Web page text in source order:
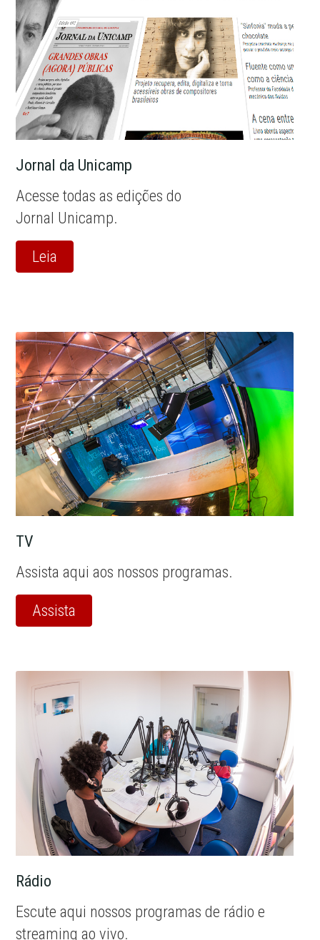
Jornal da Unicamp
Acesse todas as edições do
Jornal Unicamp.
Leia
TV
Assista aqui aos nossos programas.
Assista
Rádio
Escute aqui nossos programas de rádio e
streaming ao vivo.